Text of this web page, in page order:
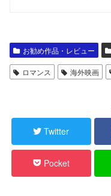
お勧め作品・レビュー
ロマンス 海外映画
Twitter
Pocket